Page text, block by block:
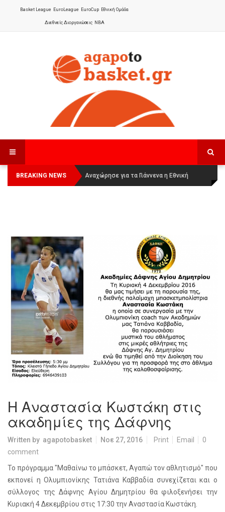
Basket League EuroLeague EuroCup Εθνική Ομάδα
Διεθνείς Διοργανώσεις NBA
BREAKING NEWS
Οι Πάνθηρες Καβάλας στην Women
Basketball League 1
Αναχώρησε για τα Γιάννενα η Εθνική
Γυναικών:
Η Αναστασία Κωστάκη στις
ακαδημίες της Δάφνης
Written by agapotobasket Νοε 27, 2016 Print Email
0
comment
Το πρόγραμμα "Μαθαίνω το μπάσκετ, Αγαπώ τον αθλητισμό" που
εκπονεί η Ολυμπιονίκης Τατιάνα Καββαδία συνεχίζεται και ο
σύλλογος της Δάφνης Αγίου Δημητρίου θα φιλοξενήσει την
Κυριακή 4 Δεκεμβρίου στις 17:30 την Αναστασία Κωστάκη.